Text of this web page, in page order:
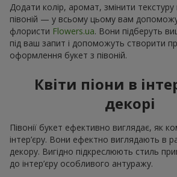
Додати колір, аромат, змінити текстуру
півоній — у всьому цьому вам
флористи Flowers.ua. Вони підберуть
під ваш запит і допоможуть створити
оформлення букет з півоній.
Квіти піони в
декорі
Півонії букет ефективно виглядає, як
інтер’єру. Вони ефектно виглядають в
декору. Вигідно підкреслюють стиль
до інтер’єру особливого антуражу.